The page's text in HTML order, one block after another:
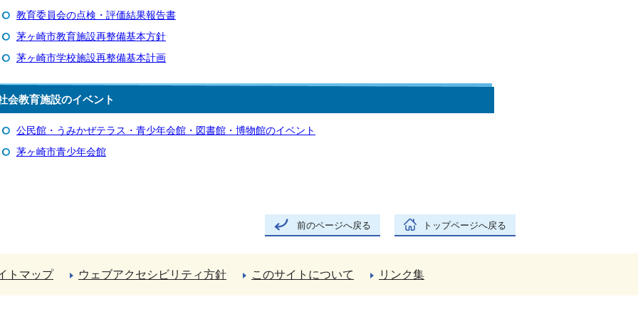
教育委員会の点検・評価結果報告書
茅ヶ崎市教育施設再整備基本方針
茅ヶ崎市学校施設再整備基本計画
会教育施設のイベント
公民館・うみかぜテラス・青少年会館・図書館・博物館のイベント
茅ヶ崎市青少年会館
前のページへ戻る トップページへ戻る
トマップ ウェブアクセシビリティ方針 このサイトについて リンク集